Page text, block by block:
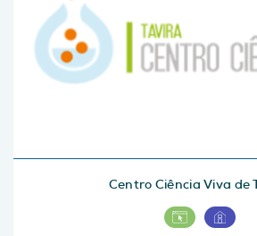
Centro Ciência Viva de